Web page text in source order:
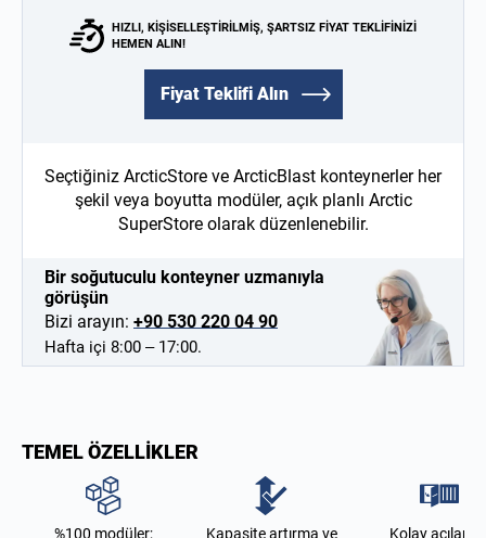
Fiyat Teklifi Alın
HIZLI, KIŞISELLEŞTIRILMIŞ, ŞARTSIZ FIYAT TEKLIFINIZI
HEMEN ALIN!
Seçtiğiniz ArcticStore ve ArcticBlast konteynerler her
şekil veya boyutta modüler, açık planlı Arctic
SuperStore olarak düzenlenebilir.
Bir soğutuculu konteyner uzmanıyla
görüşün
Bizi arayın: +90 530 220 04 90
Hafta içi 8:00 – 17:00.
TEMEL ÖZELLIKLER
%100 modüler;
Kapasite artırma ve
Kolay açılan